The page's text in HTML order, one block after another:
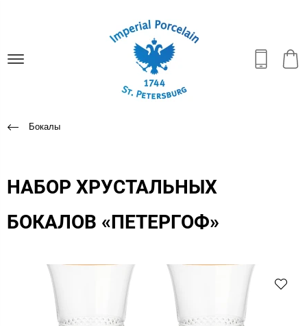
Бокалы
НАБОР ХРУСТАЛЬНЫХ
БОКАЛОВ «ПЕТЕРГОФ»